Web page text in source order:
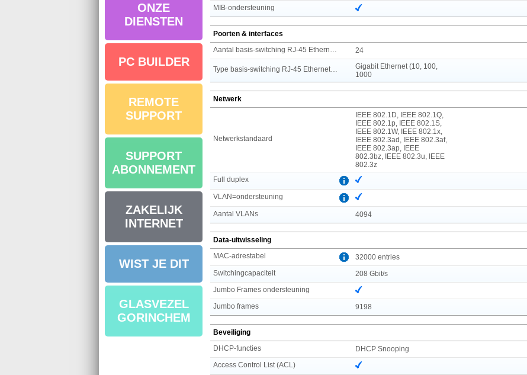
ONZE
DIENSTEN
PC BUILDER
REMOTE
SUPPORT
SUPPORT
ABONNEMENT
ZAKELIJK
INTERNET
WIST JE DIT
GLASVEZEL
GORINCHEM
MIB-ondersteuning
Poorten & interfaces
24
Gigabit Ethernet (10, 100,
1000
Netwerk
Netwerkstandaard
IEEE 802.1D, IEEE 802.1Q,
IEEE 802.1p, IEEE 802.1S,
IEEE 802.1W, IEEE 802.1x,
IEEE 802.3ad, IEEE 802.3af,
IEEE 802.3ap, IEEE
802.3bz, IEEE 802.3u, IEEE
802.3z
Full duplex
VLAN=ondersteuning
Aantal VLANs 4094
Data-uitwisseling
MAC-adrestabel
32000 entries
Switchingcapaciteit
208 Gbit/s
Jumbo Frames ondersteuning
Jumbo frames
9198
Beveiliging
DHCP-functies
DHCP Snooping
Access Control List (ACL)